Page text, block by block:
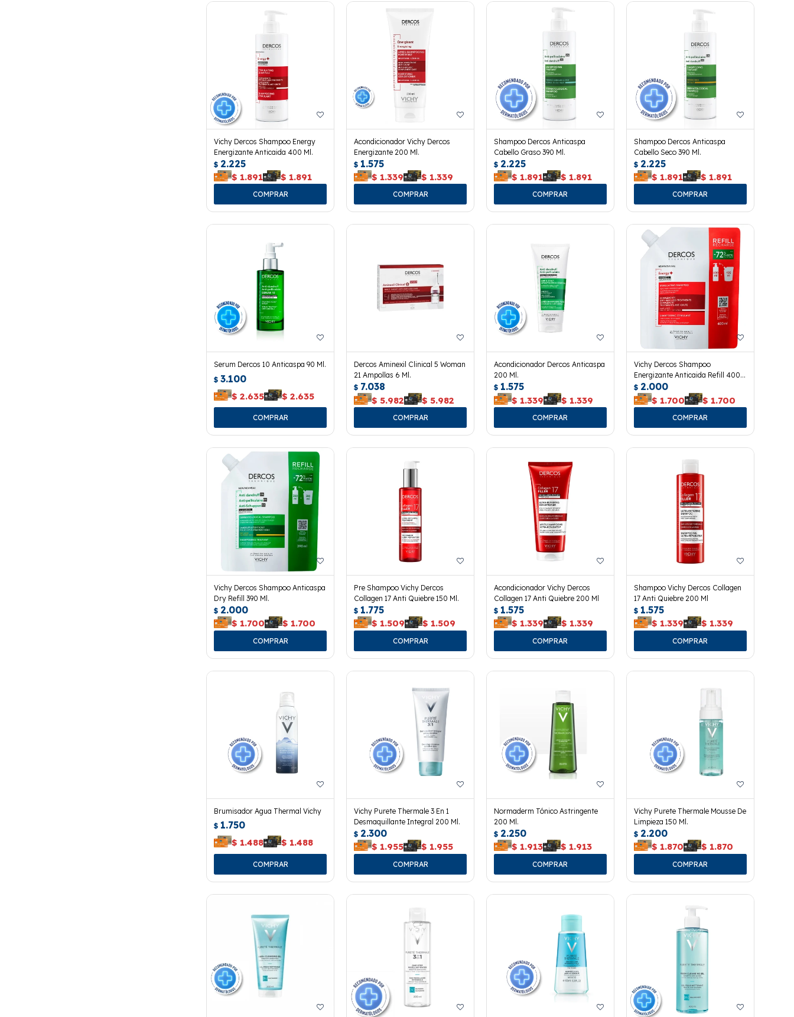
Vichy Dercos Shampoo Energy
Energizante Anticaida 400 Ml.
$ 2.225
$ 1.891 $ 1.891
Acondicionador Vichy Dercos
Energizante 200 Ml.
$ 1.575
$ 1.339 $ 1.339
Shampoo Dercos Anticaspa
Cabello Graso 390 Ml.
$ 2.225
$ 1.891 $ 1.891
Shampoo Dercos Anticaspa
Cabello Seco 390 Ml.
$ 2.225
$ 1.891 $ 1.891
Serum Dercos 10 Anticaspa 90 Ml.
$ 3.100
$ 2.635 $ 2.635
Dercos Aminexil Clinical 5 Woman
21 Ampollas 6 Ml.
$ 7.038
$ 5.982 $ 5.982
Acondicionador Dercos Anticaspa
200 Ml.
$ 1.575
$ 1.339 $ 1.339
Vichy Dercos Shampoo
Energizante Anticaida Refill 400
Ml.
$ 2.000
$ 1.700 $ 1.700
Vichy Dercos Shampoo Anticaspa
Dry Refill 390 Ml.
$ 2.000
$ 1.700 $ 1.700
Pre Shampoo Vichy Dercos
Collagen 17 Anti Quiebre 150 Ml.
$ 1.775
$ 1.509 $ 1.509
Acondicionador Vichy Dercos
Collagen 17 Anti Quiebre 200 Ml
$ 1.575
$ 1.339 $ 1.339
Shampoo Vichy Dercos Collagen
17 Anti Quiebre 200 Ml
$ 1.575
$ 1.339 $ 1.339
Brumisador Agua Thermal Vichy
$ 1.750
$ 1.488 $ 1.488
Vichy Purete Thermale 3 En 1
Desmaquillante Integral 200 Ml.
$ 2.300
$ 1.955 $ 1.955
Normaderm Tónico Astringente
200 Ml.
$ 2.250
$ 1.913 $ 1.913
Vichy Purete Thermale Mousse De
Limpieza 150 Ml.
$ 2.200
$ 1.870 $ 1.870